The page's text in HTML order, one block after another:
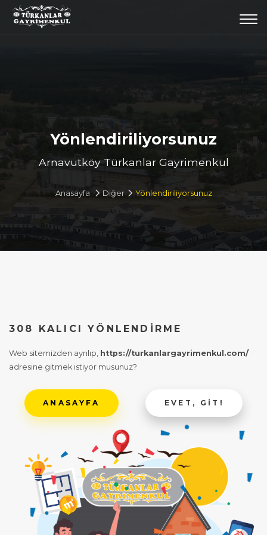
Yönlendiriliyorsunuz
Arnavutköy Türkanlar Gayrimenkul
Anasayfa Diğer Yönlendiriliyorsunuz
308 KALICI YÖNLENDIRME
Web sitemizden ayrılıp, https://turkanlargayrimenkul.com/
adresine gitmek istiyor musunuz?
ANASAYFA EVET, GIT!